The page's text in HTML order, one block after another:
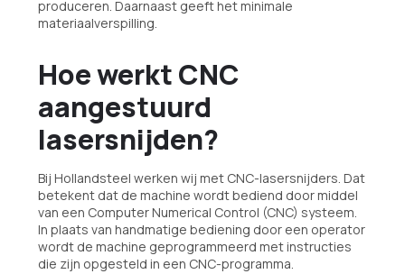
produceren. Daarnaast geeft het minimale
materiaalverspilling.
Hoe werkt CNC
aangestuurd
lasersnijden?
Bij Hollandsteel werken wij met CNC-lasersnijders. Dat
betekent dat de machine wordt bediend door middel
van een Computer Numerical Control (CNC) systeem.
In plaats van handmatige bediening door een operator
wordt de machine geprogrammeerd met instructies
die zijn opgesteld in een CNC-programma.